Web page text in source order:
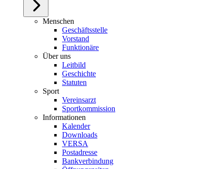
Menschen
Geschäftsstelle
Vorstand
Funktionäre
Über uns
Leitbild
Geschichte
Statuten
Sport
Vereinsarzt
Sportkommission
Informationen
Kalender
Downloads
VERSA
Postadresse
Bankverbindung